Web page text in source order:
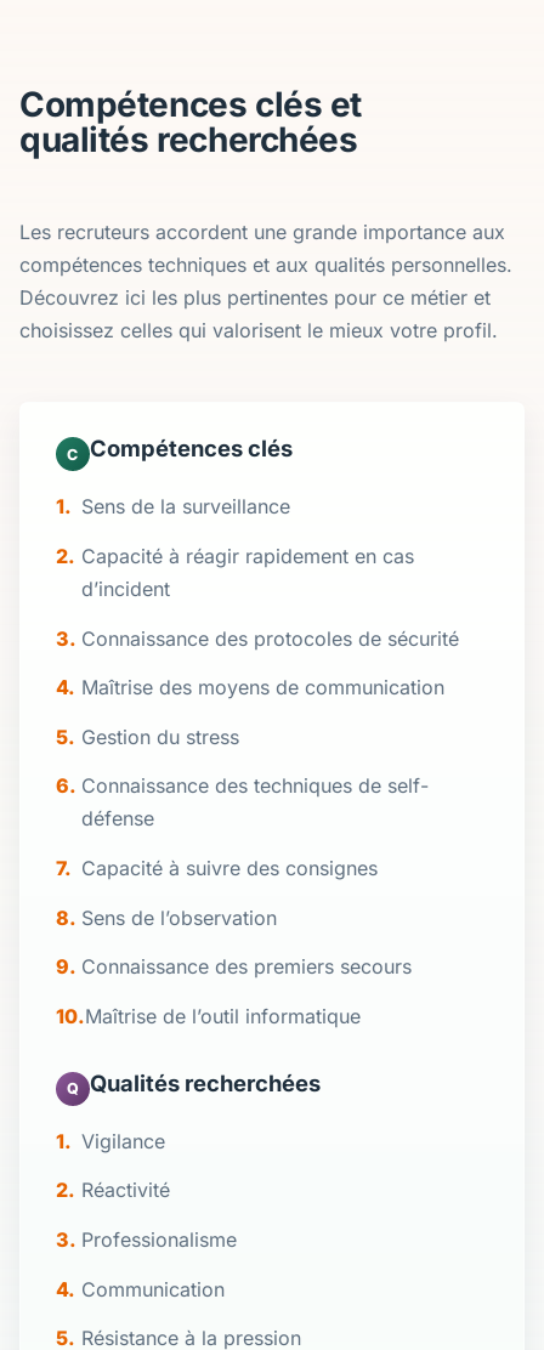
Compétences clés et
qualités recherchées
Les recruteurs accordent une grande importance aux
compétences techniques et aux qualités personnelles.
Découvrez ici les plus pertinentes pour ce métier et
choisissez celles qui valorisent le mieux votre profil.
C Compétences clés
Sens de la surveillance
Capacité à réagir rapidement en cas
d’incident
Connaissance des protocoles de sécurité
Maîtrise des moyens de communication
Gestion du stress
Connaissance des techniques de self-
défense
Capacité à suivre des consignes
Sens de l’observation
Connaissance des premiers secours
Maîtrise de l’outil informatique
Q Qualités recherchées
Vigilance
Réactivité
Professionalisme
Communication
Résistance à la pression